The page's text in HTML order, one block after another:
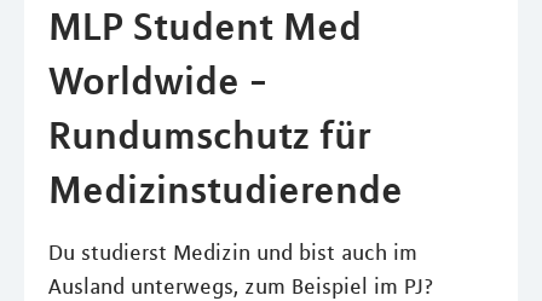
MLP Student Med
Worldwide -
Rundumschutz für
Medizinstudierende
Du studierst Medizin und bist auch im
Ausland unterwegs, zum Beispiel im PJ?